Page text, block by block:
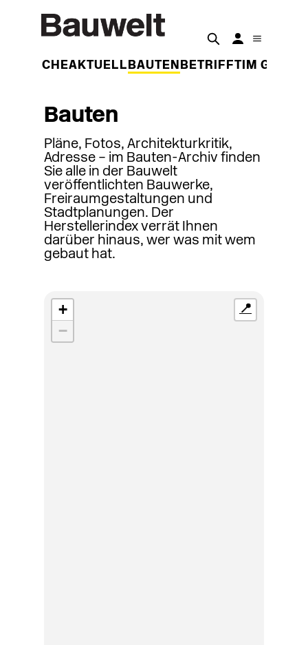
WOCHEAKTUELL BAUTEN BETRIFFT IM
Bauten
Pläne, Fotos, Architekturkritik,
Adresse – im Bauten-Archiv finden
Sie alle in der Bauwelt
veröffentlichten Bauwerke,
Freiraumgestaltungen und
Stadtplanungen. Der
Herstellerindex verrät Ihnen
darüber hinaus, wer was mit wem
gebaut hat.
+
−
📍